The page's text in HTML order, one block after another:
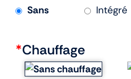
Sans Intégré
*Chauffage